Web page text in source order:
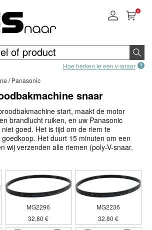
Hoe herken je een v-snaar
0
Panasonic
snaar
start, maakt de motor
brandlucht ruiken, en uw Panasonic
goed. Het is tijd om de riem te
Het duurt 15 minuten om een
wij verzenden alle riemen (poly-V-snaar,
MG2296
32,80 €
MG2236
32,80 €